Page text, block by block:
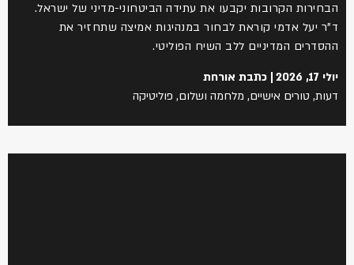
הבחירות הקרובות יקבעו את עתידה הביטחוני-מדיני של ישראל.
ד"ר יעל אדמי קוראת לבחור במנהיגות אמיצה שתחזיר את
ההסדרים המדיניים ללב השיח הפוליטי.
יולי 17, 2026
כתבת אורחת
דעות, טורים אישיים, מלחמה ושלום, פוליטיקה